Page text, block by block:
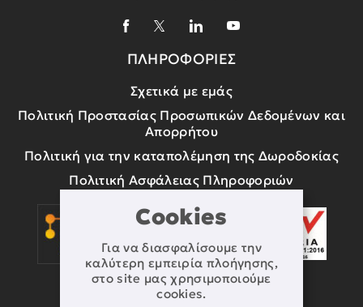
Cookies
Για να διασφαλίσουμε την
καλύτερη εμπειρία πλοήγησης,
στο site μας χρησιμοποιούμε
cookies.
ΠΛΗΡΟΦΟΡΙΕΣ
Σχετικά με εμάς
Πολιτική Προστασίας Προσωπικών Δεδομένων και
Απορρήτου
Πολιτική για την καταπολέμηση της Δωροδοκίας
Πολιτική Ασφάλειας Πληροφοριών